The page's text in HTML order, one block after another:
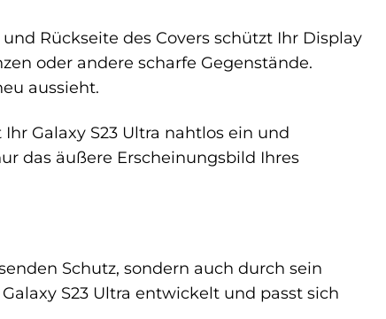
Rückseite des Covers schützt Ihr Display
oder andere scharfe Gegenstände.
aussieht.
Galaxy S23 Ultra nahtlos ein und
das äußere Erscheinungsbild Ihres
Schutz, sondern auch durch sein
S23 Ultra entwickelt und passt sich